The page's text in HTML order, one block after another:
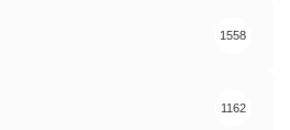
1558
1162